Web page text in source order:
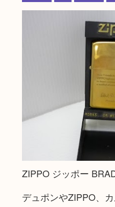
ZIPPO ジッポー
デュポンやZIPPO、